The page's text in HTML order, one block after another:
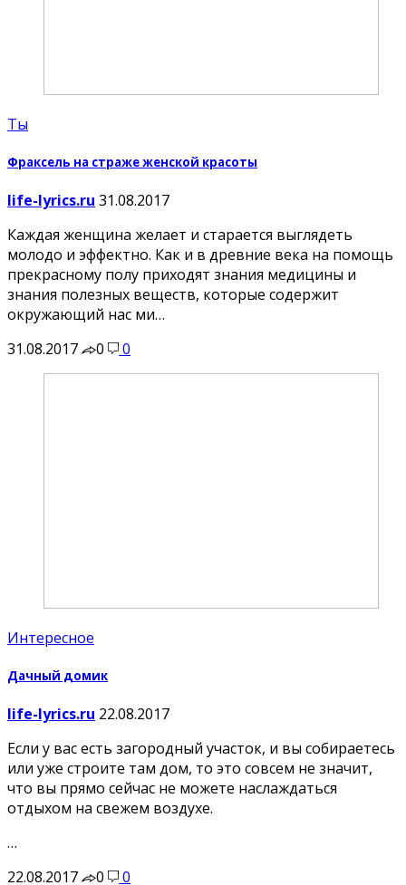
Ты
Фраксель на страже женской красоты
life-lyrics.ru 31.08.2017
Каждая женщина желает и старается выглядеть
молодо и эффектно. Как и в древние века на помощь
прекрасному полу приходят знания медицины и
знания полезных веществ, которые содержит
окружающий нас ми…
31.08.2017
0 0
Интересное
Дачный домик
life-lyrics.ru 22.08.2017
Если у вас есть загородный участок, и вы собираетесь
или уже строите там дом, то это совсем не значит,
что вы прямо сейчас не можете наслаждаться
отдыхом на свежем воздухе.
…
22.08.2017
0 0